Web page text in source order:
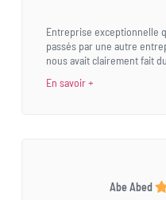
Entreprise exceptionnelle
passés par une autre
nous avait clairement fait
En savoir +
Abe Abed